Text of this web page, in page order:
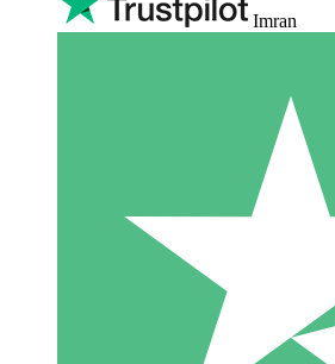
Imran